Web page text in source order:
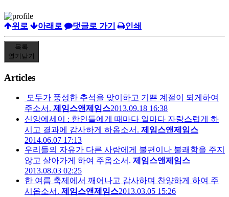
위로 아래로 댓글로 가기 인쇄
목록
열기 닫기
Articles
모두가 풍성한 추석을 맞이하고 기쁜 계절이 되게하여
주소서. 제임스앤제임스2013.09.18 16:38
신앙에세이 : 한인들에게 때마다 일마다 자랑스럽게 하
시고 결과에 감사하게 하옵소서. 제임스앤제임스
2014.06.07 17:13
우리들의 자유가 다른 사람에게 불편이나 불쾌함을 주지
않고 살아가게 하여 주옵소서. 제임스앤제임스
2013.08.03 02:25
한 여름 축제에서 깨어나고 감사하며 찬양하게 하여 주
시옵소서. 제임스앤제임스2013.03.05 15:26